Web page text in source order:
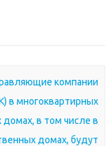
компании
в многоквартирных
в том числе в
домах, будут